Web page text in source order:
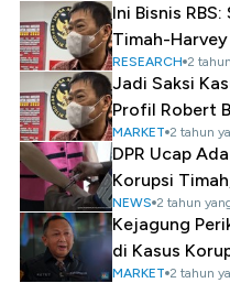
Ini Bisnis
Timah-
RESEARCH 2
Jadi Saksi
Profil Robert
MARKET 2 tahun
DPR Ucap
Korupsi
NEWS 2 tahun
Kejagung
di Kasus
MARKET 2 tahun